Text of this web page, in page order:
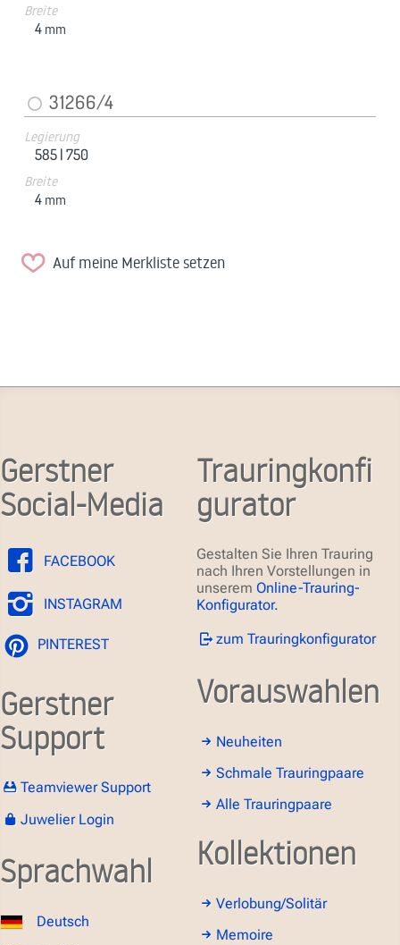
Breite
4 mm
31266/4
Legierung
585 |750
Breite
4 mm
Auf meine Merkliste setzen
Gerstner
Social-Media
FACEBOOK
INSTAGRAM
PINTEREST
Gerstner
Support
Teamviewer Support
Juwelier Login
Sprachwahl
Deutsch
Trauringkonfi
gurator
Gestalten Sie Ihren Trauring
nach Ihren Vorstellungen in
unserem Online-Trauring-
Konfigurator.
zum Trauringkonfigurator
Vorauswahlen
Neuheiten
Schmale Trauringpaare
Alle Trauringpaare
Kollektionen
Verlobung/Solitär
Memoire